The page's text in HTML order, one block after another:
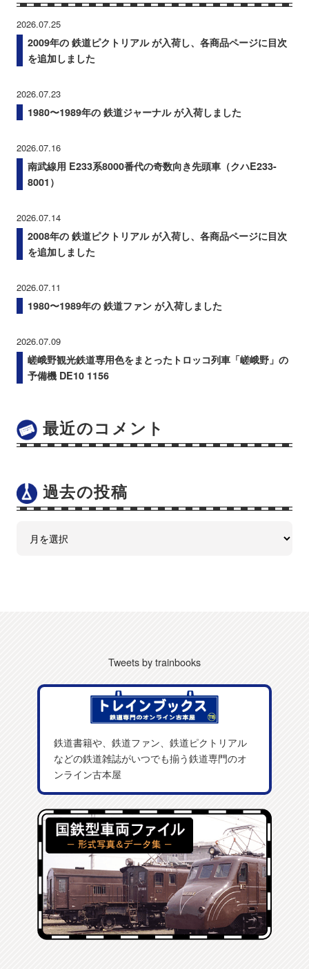
2026.07.25
2009年の 鉄道ピクトリアル が入荷し、各商品ページに目次
を追加しました
2026.07.23
1980〜1989年の 鉄道ジャーナル が入荷しました
2026.07.16
南武線用 E233系8000番代の奇数向き先頭車（クハE233-
8001）
2026.07.14
2008年の 鉄道ピクトリアル が入荷し、各商品ページに目次
を追加しました
2026.07.11
1980〜1989年の 鉄道ファン が入荷しました
2026.07.09
嵯峨野観光鉄道専用色をまとったトロッコ列車「嵯峨野」の
予備機 DE10 1156
最近のコメント
過去の投稿
Tweets by trainbooks
鉄道書籍や、鉄道ファン、鉄道ピクトリアル
などの鉄道雑誌がいつでも揃う鉄道専門のオ
ンライン古本屋